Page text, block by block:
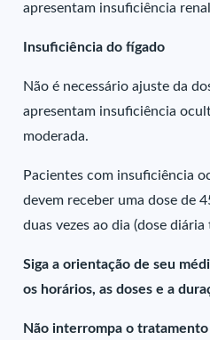
apresentam insuficiência
Insuficiência do fígado
Não é necessário ajuste da
apresentam insuficiência
moderada.
Pacientes com insuficiência
devem receber uma dose de
duas vezes ao dia (dose
Siga a orientação de seu
os horários, as doses e a
Não interrompa o